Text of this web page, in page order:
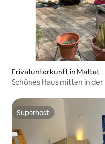
Privatunterkunft in Mattat
Schönes Haus mitten in
Superhost
Superhost